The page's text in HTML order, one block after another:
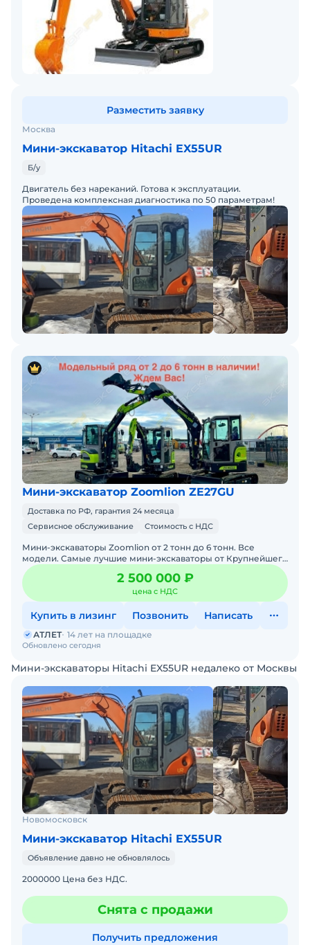
Москва
Мини-экскаватор Hitachi EX55UR
Б/у
Двигатель без нареканий. Готова к эксплуатации.
Проведена комплексная диагностика по 50 параметрам!
Разместить заявку
Мини-экскаватор Zoomlion ZE27GU
Доставка по РФ, гарантия 24 месяца
Сервисное обслуживание
Стоимость с НДС
Мини-экскаваторы Zoomlion от 2 тонн до 6 тонн. Все
модели. Самые лучшие мини-экскаваторы от Крупнейшего
производителя ZOOMLION из Китая, в наличии со складов в
2 500 000 ₽
цена с НДС
Купить в лизинг Позвонить Написать
Обновлено сегодня
АТЛЕТ 14 лет на площадке
Мини-экскаваторы Hitachi EX55UR недалеко от Москвы
Новомосковск
Мини-экскаватор Hitachi EX55UR
Объявление давно не обновлялось
2000000 Цена без НДС.
Снята с продажи
Получить предложения